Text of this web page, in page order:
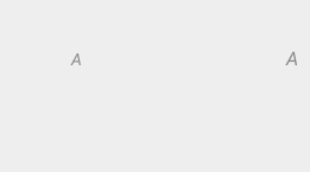
A A